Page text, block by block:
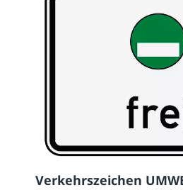
Verkehrszeichen